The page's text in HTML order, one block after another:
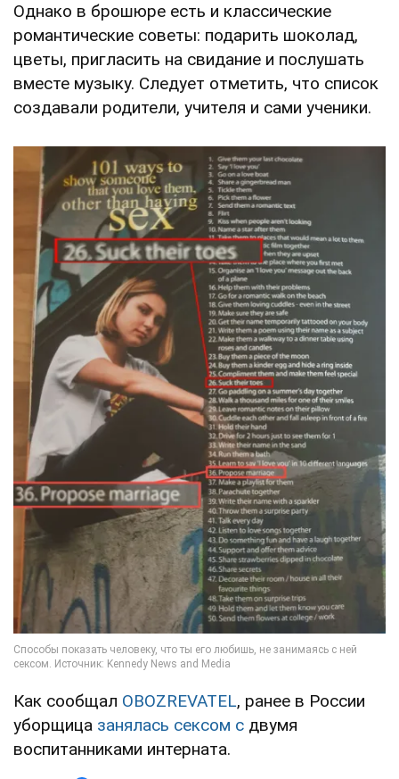
Однако в брошюре есть и классические
романтические советы: подарить шоколад,
цветы, пригласить на свидание и послушать
вместе музыку. Следует отметить, что список
создавали родители, учителя и сами ученики.
Как сообщал OBOZREVATEL, ранее в России
уборщица занялась сексом с двумя
воспитанниками интерната.